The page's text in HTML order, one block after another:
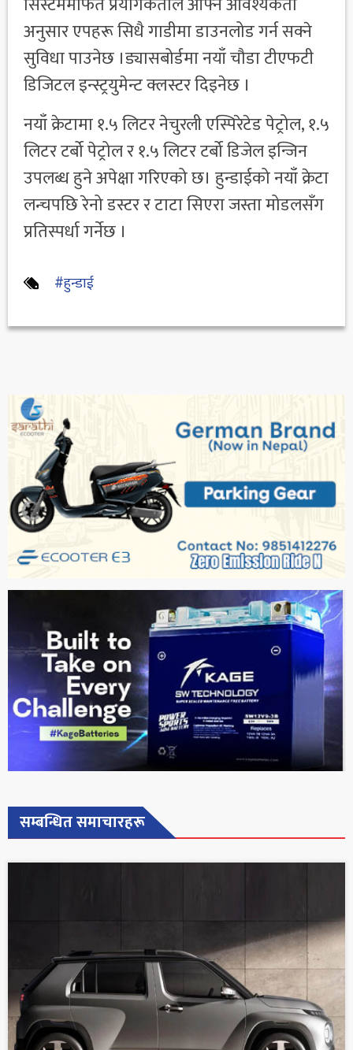
अनुसार एपहरू सिधै गाडीमा डाउनलोड गर्न सक्ने
सुविधा पाउनेछ ।ड्यासबोर्डमा नयाँ चौडा टीएफटी
डिजिटल इन्स्ट्रयुमेन्ट क्लस्टर दिइनेछ ।
नयाँ क्रेटामा १.५ लिटर नेचुरली एस्पिरेटेड पेट्रोल, १.५
लिटर टर्बो पेट्रोल र १.५ लिटर टर्बो डिजेल इन्जिन
उपलब्ध हुने अपेक्षा गरिएको छ। हुन्डाईको नयाँ क्रेटा
लन्चपछि रेनो डस्टर र टाटा सिएरा जस्ता मोडलसँग
प्रतिस्पर्धा गर्नेछ ।
#हुन्डाई
सम्बन्धित समाचारहरू